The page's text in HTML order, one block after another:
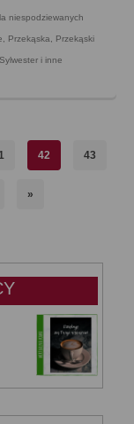
niespodziewanych
Przekąska Przekąski
Sylwester i inne
42 43
»